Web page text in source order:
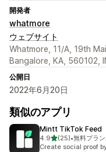
開発者
whatmore
ウェブサイト
Whatmore, 11/A, 19th
Bangalore, KA, 560102,
公開日
2022年6月20日
類似のアプリ
Mintt TikTok Feed
4.95つ星中
(25)
合計レビュー数：25件
•無料プラン
Create social proof